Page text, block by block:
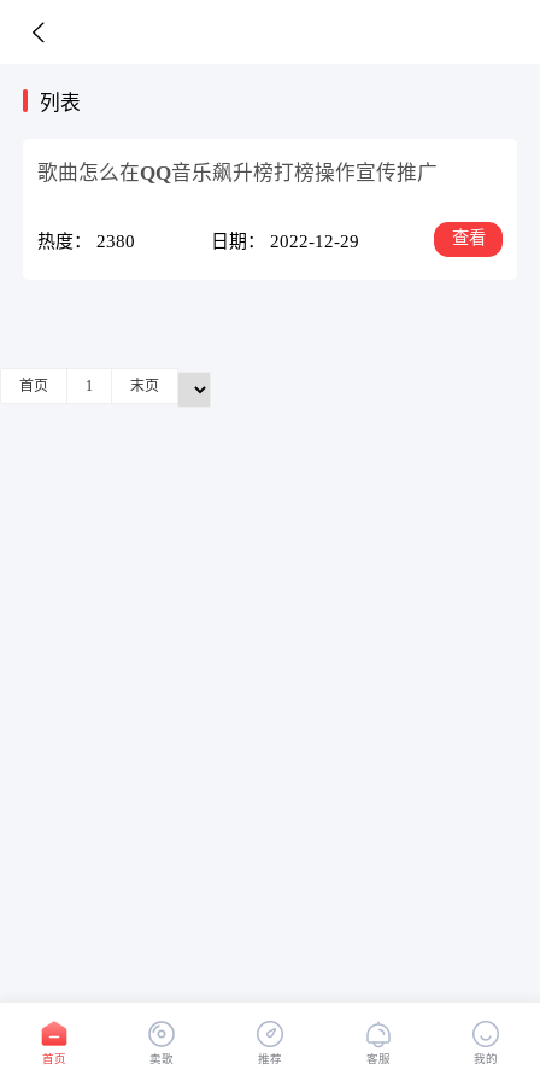
列表
歌曲怎么在QQ音乐飙升榜打榜操作宣传推广
热度： 2380 日期： 2022-12-29 查看
首页 1 末页
首页 卖歌 推荐 客服 我的